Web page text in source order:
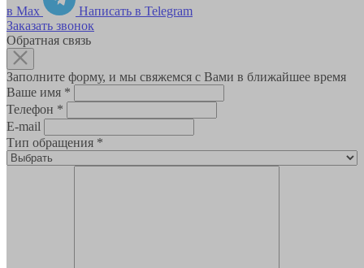
в Max
Написать в Telegram
Заказать звонок
Обратная связь
Заполните форму, и мы свяжемся с Вами в ближайшее время
Ваше имя *
Телефон *
E-mail
Тип обращения *